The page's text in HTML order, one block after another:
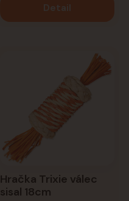
Detail
Hračka Trixie válec
sisal 18cm